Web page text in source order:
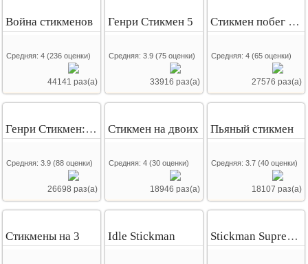
Война стикменов
Средняя:4 (236 оценки)
44141 раз(а)
Генри Стикмен 5
Средняя: 3.9 (75оценки)
33916 раз(а)
Стикмен побег из тюрьмы 2
Средняя: 4 (65оценки)
27576 раз(а)
Генри Стикмен: танец
Средняя:3.9 (88 оценки)
26698 раз(а)
Стикмен на двоих
Средняя: 4 (30оценки)
18946 раз(а)
Пьяный стикмен
Средняя: 3.7 (40оценки)
18107 раз(а)
Стикмены на 3 Idle Stickman Stickman Supreme Duelist 2